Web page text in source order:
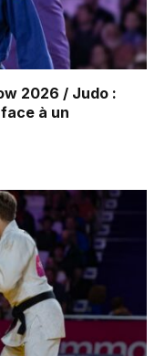
2026 / Judo :
à un